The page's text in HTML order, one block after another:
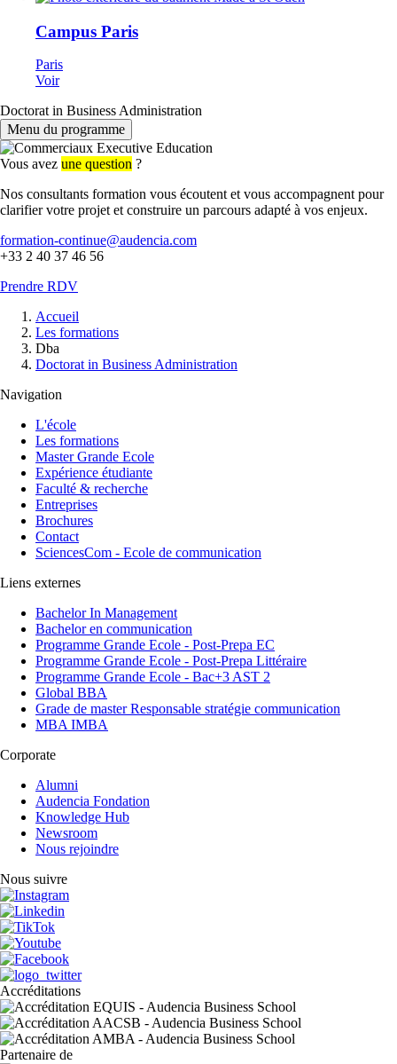
Campus Paris
Paris
Voir
Doctorat in Business Administration
Menu du programme
Vous avez une question ?
Nos consultants formation vous écoutent et vous accompagnent pour
clarifier votre projet et construire un parcours adapté à vos enjeux.
formation-continue@audencia.com
+33 2 40 37 46 56
Prendre RDV
d'Ariane
Accueil
Les formations
Dba
Doctorat in Business Administration
Navigation
L'école
Les formations
Master Grande Ecole
Expérience étudiante
Faculté & recherche
Entreprises
Brochures
Contact
SciencesCom - Ecole de communication
Liens externes
Bachelor In Management
Bachelor en communication
Programme Grande Ecole - Post-Prepa EC
Programme Grande Ecole - Post-Prepa Littéraire
Programme Grande Ecole - Bac+3 AST 2
Global BBA
Grade de master Responsable stratégie communication
MBA IMBA
Corporate
Alumni
Audencia Fondation
Knowledge Hub
Newsroom
Nous rejoindre
Nous suivre
Accréditations
Partenaire de